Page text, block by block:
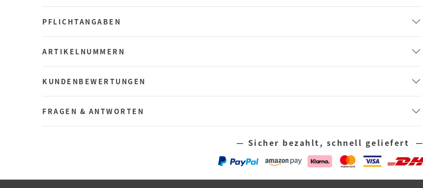
PFLICHTANGABEN
ARTIKELNUMMERN
KUNDENBEWERTUNGEN
FRAGEN & ANTWORTEN
— Sicher bezahlt, schnell geliefert —